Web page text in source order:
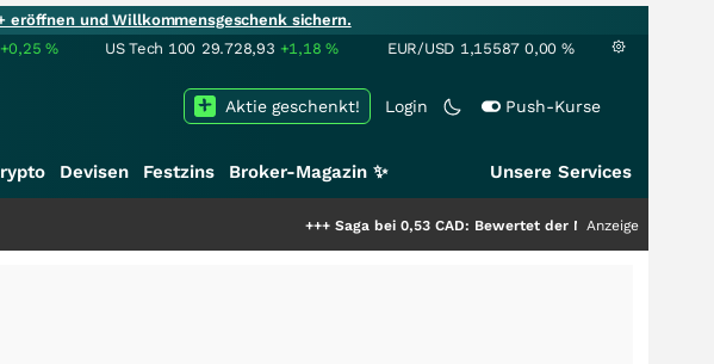
eröffnen und Willkommensgeschenk sichern.
+0,25% US Tech 100 29.728,93 +1,18% EUR/USD 1,15587 0,00 %
Login Push-Kurse
Aktie geschenkt!
Devisen Festzins Broker-Magazin ✨ Unsere Services
Saga bei 0,53 CAD: Bewertet der Markt noch immer nur die
Anzeige